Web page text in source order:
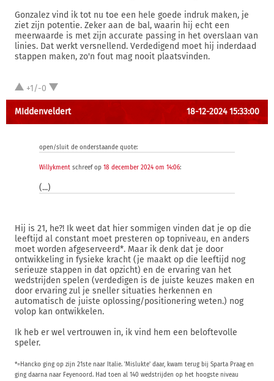
Gonzalez vind ik tot nu toe een hele goede indruk maken, je
ziet zijn potentie. Zeker aan de bal, waarin hij echt een
meerwaarde is met zijn accurate passing in het overslaan van
linies. Dat werkt versnellend. Verdedigend moet hij inderdaad
stappen maken, zo'n fout mag nooit plaatsvinden.
+1/-0
MIddenveldert 18-12-2024 15:33:00
open/sluit de onderstaande quote:
Willykment schreef op 18 december 2024 om 14:06:
(...)
Hij is 21, he?! Ik weet dat hier sommigen vinden dat je op die
leeftijd al constant moet presteren op topniveau, en anders
moet worden afgeserveerd*. Maar ik denk dat je door
ontwikkeling in fysieke kracht (je maakt op die leeftijd nog
serieuze stappen in dat opzicht) en de ervaring van het
wedstrijden spelen (verdedigen is de juiste keuzes maken en
door ervaring zul je sneller situaties herkennen en
automatisch de juiste oplossing/positionering weten.) nog
volop kan ontwikkelen.
Ik heb er wel vertrouwen in, ik vind hem een beloftevolle
speler.
*=Hancko ging op zijn 21ste naar Italie. 'Mislukte' daar, kwam terug bij Sparta Praag en
ging daarna naar Feyenoord. Had toen al 140 wedstrijden op het hoogste niveau